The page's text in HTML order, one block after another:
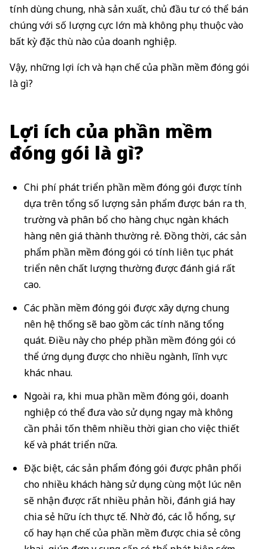
tính dùng chung, nhà sản xuất, chủ đầu tư có thể bán
chúng với số lượng cực lớn mà không phụ thuộc vào
bất kỳ đặc thù nào của doanh nghiệp.
Vậy, những lợi ích và hạn chế của phần mềm đóng gói
là gì?
Lợi ích của phần mềm
đóng gói là gì?
Chi phí phát triển phần mềm đóng gói được tính
dựa trên tổng số lượng sản phẩm được bán ra thị
trường và phân bổ cho hàng chục ngàn khách
hàng nên giá thành thường rẻ. Đồng thời, các sản
phẩm phần mềm đóng gói có tính liên tục phát
triển nên chất lượng thường được đánh giá rất
cao.
Các phần mềm đóng gói được xây dựng chung
nên hệ thống sẽ bao gồm các tính năng tổng
quát. Điều này cho phép phần mềm đóng gói có
thể ứng dụng được cho nhiều ngành, lĩnh vực
khác nhau.
Ngoài ra, khi mua phần mềm đóng gói, doanh
nghiệp có thể đưa vào sử dụng ngay mà không
cần phải tốn thêm nhiều thời gian cho việc thiết
kế và phát triển nữa.
Đặc biệt, các sản phẩm đóng gói được phân phối
cho nhiều khách hàng sử dụng cùng một lúc nên
sẽ nhận được rất nhiều phản hồi, đánh giá hay
chia sẻ hữu ích thực tế. Nhờ đó, các lỗ hổng, sự
cố hay hạn chế của phần mềm được chia sẻ công